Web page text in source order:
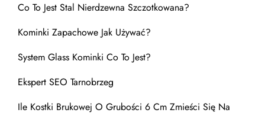
Co To Jest Stal Nierdzewna Szczotkowana?
Kominki Zapachowe Jak Używać?
System Glass Kominki Co To Jest?
Ekspert SEO Tarnobrzeg
Ile Kostki Brukowej O Grubości 6 Cm Zmieści Się Na